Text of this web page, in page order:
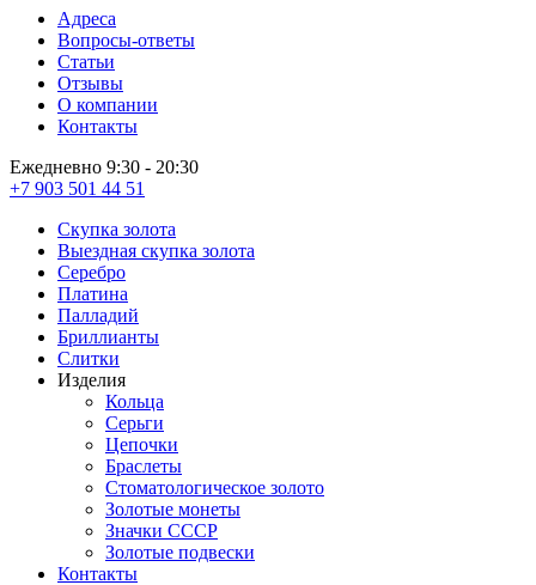
Адреса
Вопросы-ответы
Статьи
Отзывы
О компании
Контакты
Ежедневно 9:30 - 20:30
+7 903 501 44 51
Скупка золота
Выездная скупка золота
Серебро
Платина
Палладий
Бриллианты
Слитки
Изделия
Кольца
Серьги
Цепочки
Браслеты
Стоматологическое золото
Золотые монеты
Значки СССР
Золотые подвески
Контакты